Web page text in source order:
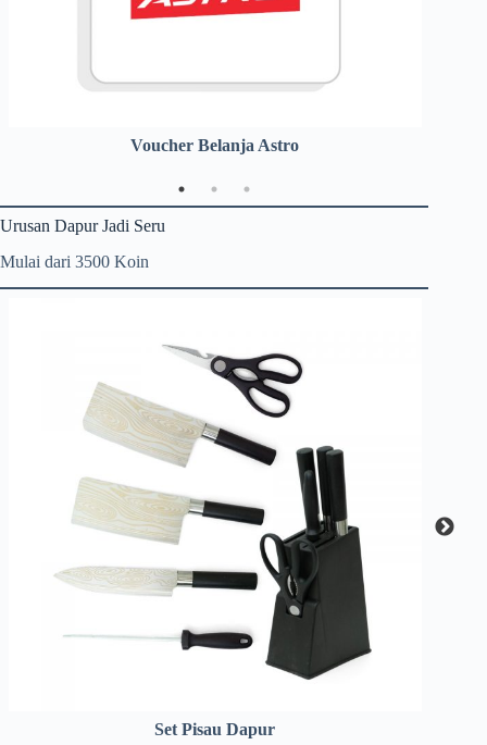
Voucher Belanja Astro
Urusan Dapur Jadi Seru
Mulai dari 3500 Koin
Set Pisau Dapur